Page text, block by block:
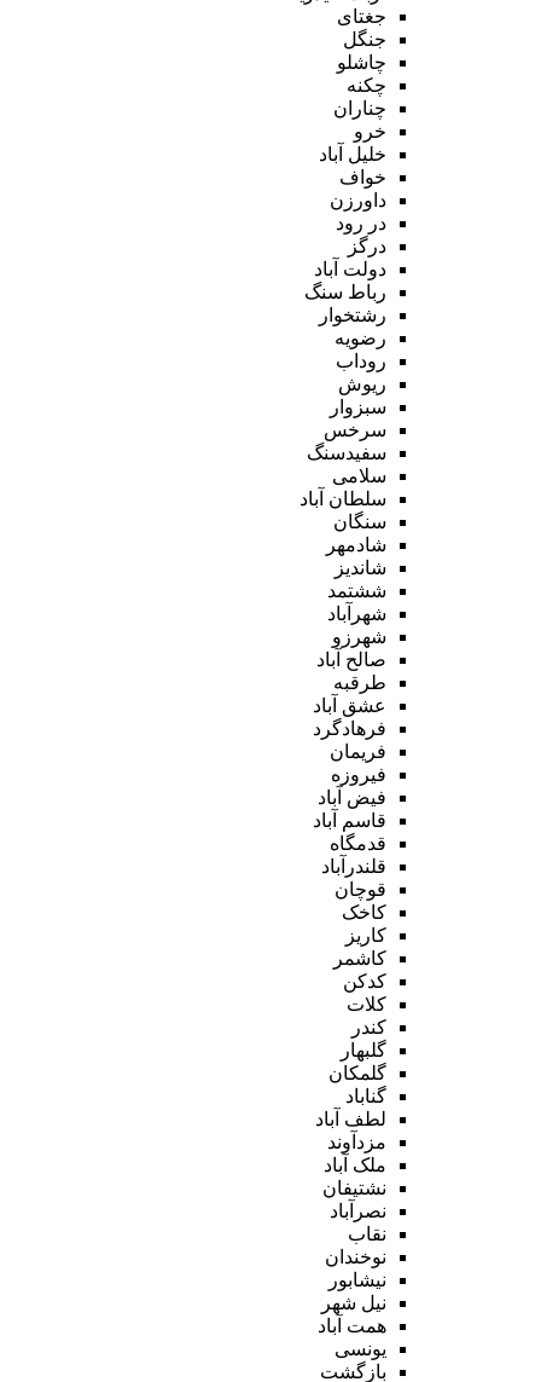
جغتای
جنگل
چاشلو
چکنه
چناران
خرو
خلیل آباد
خواف
داورزن
در رود
درگز
دولت آباد
رباط سنگ
رشتخوار
رضویه
روداب
ریوش
سبزوار
سرخس
سفیدسنگ
سلامی
سلطان آباد
سنگان
شادمهر
شاندیز
ششتمد
شهرآباد
شهرزو
صالح آباد
طرقبه
عشق آباد
فرهادگرد
فریمان
فیروزه
فیض آباد
قاسم آباد
قدمگاه
قلندرآباد
قوچان
کاخک
کاریز
کاشمر
کدکن
کلات
کندر
گلبهار
گلمکان
گناباد
لطف آباد
مزدآوند
ملک آباد
نشتیفان
نصرآباد
نقاب
نوخندان
نیشابور
نیل شهر
همت آباد
یونسی
بازگشت